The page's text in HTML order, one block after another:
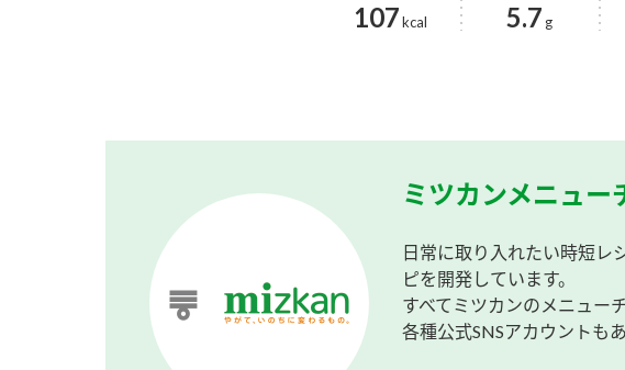
107kcal 5.7 g
ミツカンメニュー
日常に取り入れたい時短レ
ピを開発しています。
すべてミツカンのメニュー
各種公式SNSアカウントもあ